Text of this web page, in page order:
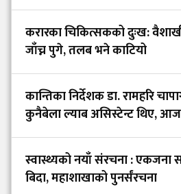
करारका चिकित्सकको दुःख:
जाँच्न पुगे, तलब भने काटियो
कान्तिका निर्देशक डा. रामहरि
कुनैबेला ल्याब असिस्टेन्ट थिए, आज
स्वास्थ्यको नयाँ संरचना :
बिदा, महाशाखाको पुनर्संरचना